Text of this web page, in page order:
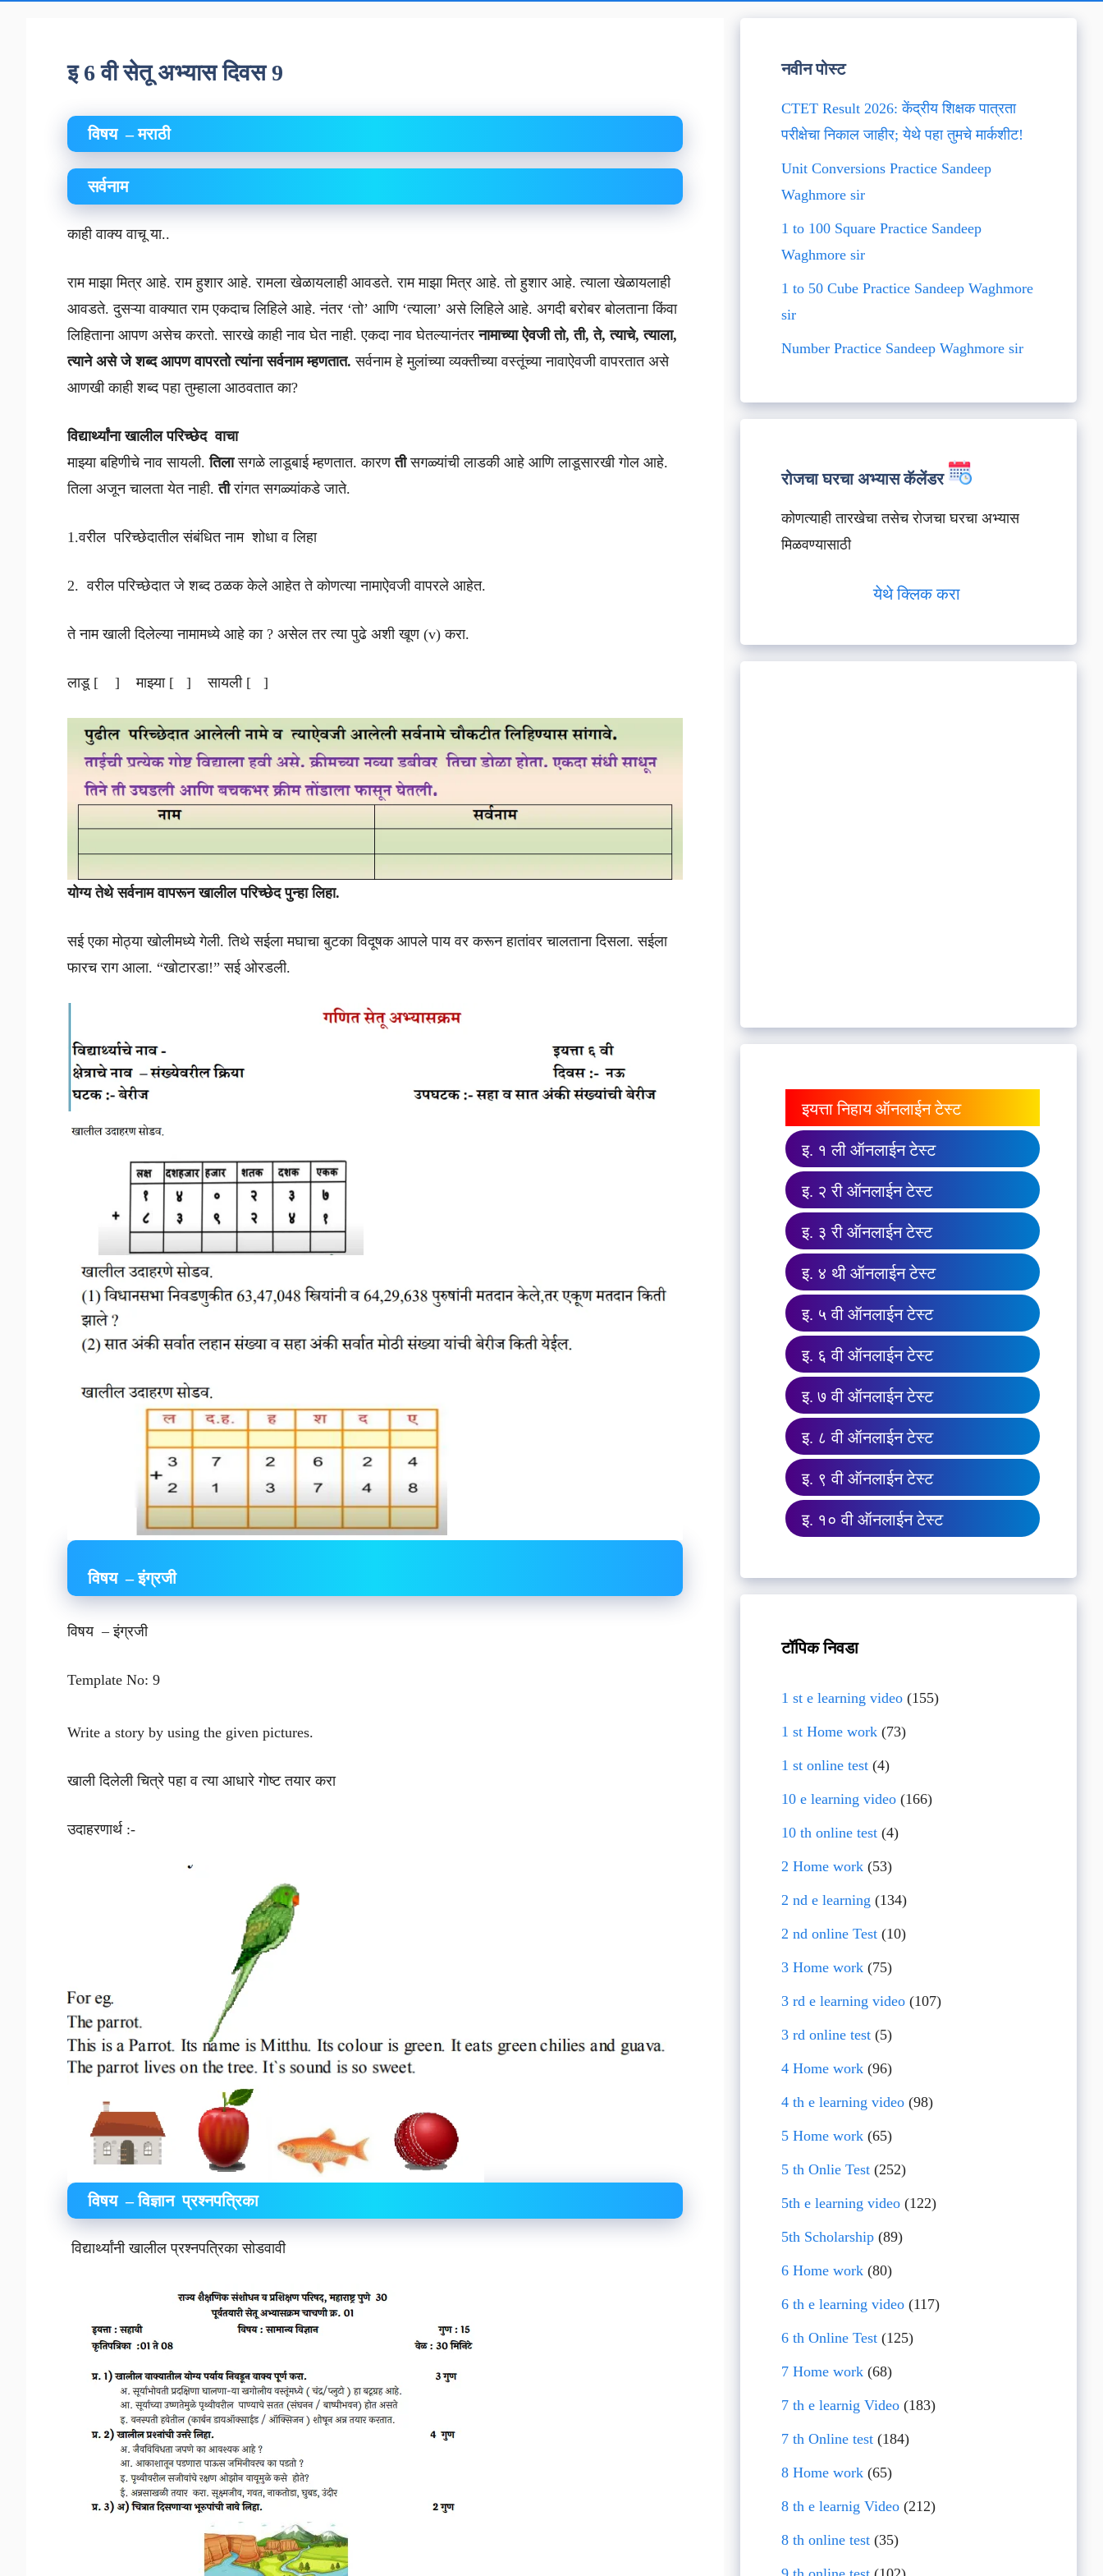
इ 6 वी सेतू अभ्यास दिवस 9
विषय – मराठी
सर्वनाम
काही वाक्य वाचू या..
राम माझा मित्र आहे. राम हुशार आहे. रामला खेळायलाही आवडते. राम माझा मित्र आहे. तो हुशार आहे. त्याला खेळायलाही
आवडते. दुसऱ्या वाक्यात राम एकदाच लिहिले आहे. नंतर ‘तो’ आणि ‘त्याला’ असे लिहिले आहे. अगदी बरोबर बोलताना किंवा
लिहिताना आपण असेच करतो. सारखे काही नाव घेत नाही. एकदा नाव घेतल्यानंतरनामाच्या ऐवजी तो, ती, ते, त्याचे, त्याला,
त्याने असे जे शब्द आपण वापरतो त्यांना सर्वनाम म्हणतात. सर्वनाम हे मुलांच्या व्यक्तीच्या वस्तूंच्या नावाऐवजी वापरतात असे
आणखी काही शब्द पहा तुम्हाला आठवतात का?
विद्यार्थ्यांना खालील परिच्छेद वाचा
माझ्या बहिणीचे नाव सायली.तिलासगळे लाडूबाई म्हणतात. कारणतीसगळ्यांची लाडकी आहे आणि लाडूसारखी गोल आहे.
तिला अजून चालता येत नाही. तीरांगत सगळ्यांकडे जाते.
1.वरील परिच्छेदातील संबंधित नाम शोधा व लिहा
2. वरील परिच्छेदात जे शब्द ठळक केले आहेत ते कोणत्या नामाऐवजी वापरले आहेत.
ते नाम खाली दिलेल्या नामामध्ये आहे का ? असेल तर त्या पुढे अशी खूण (v) करा.
लाडू [ ] माझ्या [ ] सायली [ ]
योग्य तेथे सर्वनाम वापरून खालील परिच्छेद पुन्हा लिहा.
सई एका मोठ्या खोलीमध्ये गेली. तिथे सईला मघाचा बुटका विदूषक आपले पाय वर करून हातांवर चालताना दिसला. सईला
फारच राग आला. “खोटारडा!” सई ओरडली.
विषय – इंग्रजी
विषय – इंग्रजी
Template No: 9
Write a story by using the given pictures.
खाली दिलेली चित्रे पहा व त्या आधारे गोष्ट तयार करा
उदाहरणार्थ :-
विषय – विज्ञान प्रश्नपत्रिका
विद्यार्थ्यांनी खालील प्रश्नपत्रिका सोडवावी
नवीन पोस्ट
CTET Result 2026: केंद्रीय शिक्षक पात्रता
परीक्षेचा निकाल जाहीर; येथे पहा तुमचे मार्कशीट!
Unit Conversions Practice Sandeep
Waghmore sir
1 to 100 Square Practice Sandeep
Waghmore sir
1 to 50 Cube Practice Sandeep Waghmore
sir
Number Practice Sandeep Waghmore sir
रोजचा घरचा अभ्यास कॅलेंडर
कोणत्याही तारखेचा तसेच रोजचा घरचा अभ्यास
मिळवण्यासाठी
येथे क्लिक करा
इयत्ता निहाय ऑनलाईन टेस्ट
इ. १ ली ऑनलाईन टेस्ट
इ. २ री ऑनलाईन टेस्ट
इ. ३ री ऑनलाईन टेस्ट
इ. ४ थी ऑनलाईन टेस्ट
इ. ५ वी ऑनलाईन टेस्ट
इ. ६ वी ऑनलाईन टेस्ट
इ. ७ वी ऑनलाईन टेस्ट
इ. ८ वी ऑनलाईन टेस्ट
इ. ९ वी ऑनलाईन टेस्ट
इ. १० वी ऑनलाईन टेस्ट
टॉपिक निवडा
1 st e learning video(155)
1 st Home work(73)
1 st online test(4)
10 e learning video(166)
10 th online test(4)
2 Home work(53)
2 nd e learning (134)
2 nd online Test(10)
3 Home work(75)
3 rd e learning video(107)
3 rd online test(5)
4 Home work(96)
4 th e learning video(98)
5 Home work(65)
5 th Onlie Test(252)
5th e learning video(122)
5th Scholarship(89)
6 Home work(80)
6 th e learning video(117)
6 th Online Test(125)
7 Home work(68)
7 th e learnig Video(183)
7 th Online test(184)
8 Home work(65)
8 th e learnig Video(212)
8 th online test(35)